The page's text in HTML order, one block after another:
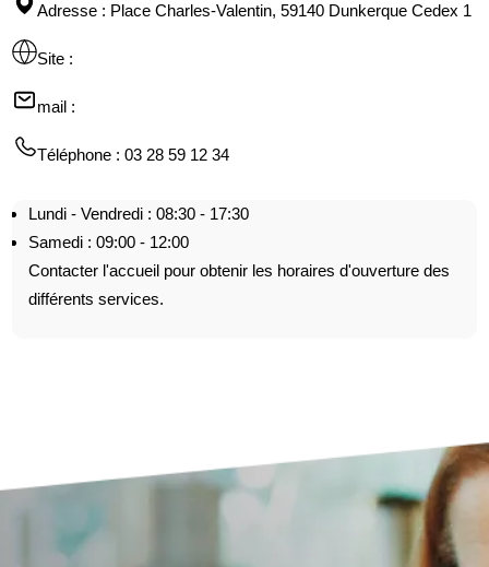
Adresse : Place Charles-Valentin, 59140 Dunkerque Cedex 1
Site :
mail :
Téléphone : 03 28 59 12 34
Lundi - Vendredi : 08:30 - 17:30
Samedi : 09:00 - 12:00
Contacter l'accueil pour obtenir les horaires d'ouverture des
différents services.